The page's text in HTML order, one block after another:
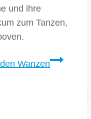
und ihre
zum Tanzen,
Wanzen